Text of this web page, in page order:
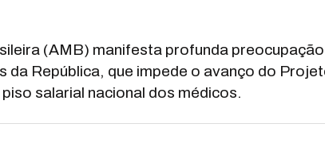
(AMB) manifesta profunda
da República, que impede o avanço do
salarial nacional dos médicos.